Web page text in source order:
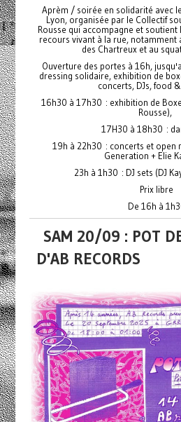
Aprèm / soirée en solidarité avec
Lyon, organisée par le Collectif
Rousse qui accompagne et soutient
recours vivant à la rue, notamment
des Chartreux et au
Ouverture des portes à 16h,
dressing solidaire, exhibition de
concerts, DJs, food
16h30 à 17h30 : exhibition de
Rousse),
17H30 à 18h30 :
19h à 22h30 : concerts et open
Generation + Elie
23h à 1h30 : DJ sets (DJ
Prix libre
De 16h à
SAM 20/09 : POT
D'AB RECORDS